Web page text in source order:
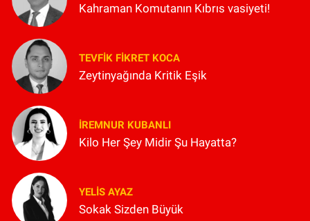
Kahraman Komutanın Kıbrıs vasiyeti!
TEVFIK FIKRET KOCA
Zeytinyağında Kritik Eşik
İREMNUR KUBANLI
Kilo Her Şey Midir Şu Hayatta?
YELIS AYAZ
Sokak Sizden Büyük